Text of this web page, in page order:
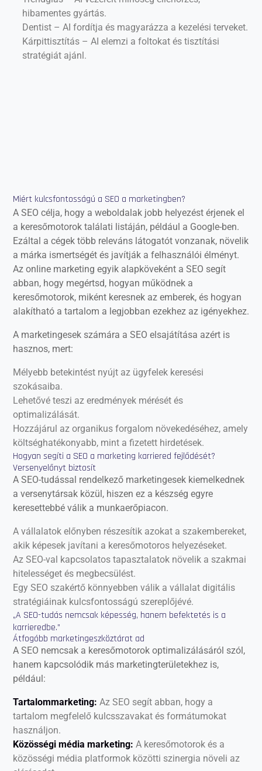
hibamentes gyártás.
Dentist – AI fordítja és magyarázza a kezelési terveket.
Kárpittisztítás – AI elemzi a foltokat és tisztítási
stratégiát ajánl.
Miért kulcsfontosságú a SEO a marketingben?
A SEO célja, hogy a weboldalak jobb helyezést érjenek el
a keresőmotorok találati listáján, például a Google-ben.
Ezáltal a cégek több releváns látogatót vonzanak, növelik
a márka ismertségét és javítják a felhasználói élményt.
Az online marketing egyik alapköveként a SEO segít
abban, hogy megértsd, hogyan működnek a
keresőmotorok, miként keresnek az emberek, és hogyan
alakítható a tartalom a legjobban ezekhez az igényekhez.
A marketingesek számára a SEO elsajátítása azért is
hasznos, mert:
Mélyebb betekintést nyújt az ügyfelek keresési
szokásaiba.
Lehetővé teszi az eredmények mérését és
optimalizálását.
Hozzájárul az organikus forgalom növekedéséhez, amely
költséghatékonyabb, mint a fizetett hirdetések.
Hogyan segíti a SEO a marketing karriered fejlődését?
Versenyelőnyt biztosít
A SEO-tudással rendelkező marketingesek kiemelkednek
a versenytársak közül, hiszen ez a készség egyre
keresettebbé válik a munkaerőpiacon.
A vállalatok előnyben részesítik azokat a szakembereket,
akik képesek javítani a keresőmotoros helyezéseket.
Az SEO-val kapcsolatos tapasztalatok növelik a szakmai
hitelességet és megbecsülést.
Egy SEO szakértő könnyebben válik a vállalat digitális
stratégiáinak kulcsfontosságú szereplőjévé.
„A SEO-tudás nemcsak képesség, hanem befektetés is a
karrieredbe.”
Átfogóbb marketingeszköztárat ad
A SEO nemcsak a keresőmotorok optimalizálásáról szól,
hanem kapcsolódik más marketingterületekhez is,
például:
Tartalommarketing: Az SEO segít abban, hogy a
tartalom megfelelő kulcsszavakat és formátumokat
használjon.
Közösségi média marketing: A keresőmotorok és a
közösségi média platformok közötti szinergia növeli az